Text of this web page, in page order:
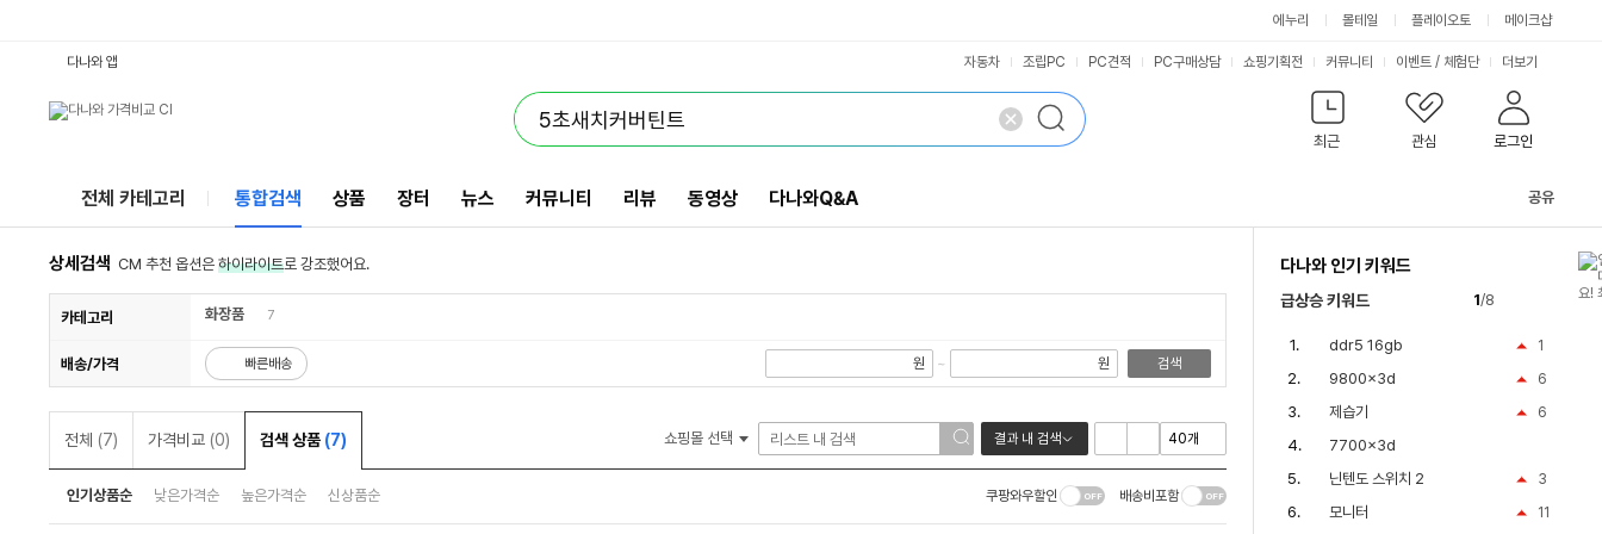
에누리 몰테일 플레이오토 메이크샵
최근 관심 로그인
다나와 앱 자동차 조립PC PC견적 PC구매상담 쇼핑기획전 커뮤니티 이벤트 / 체험단 더보기
전체 카테고리 통합검색 상품 장터 뉴스 커뮤니티 리뷰 동영상 다나와Q&A 공유
상세검색 CM 추천 옵션은 하이라이트로 강조했어요.
카테고리 화장품 7
배송/가격 빠른배송 원 ~ 원 검색
전체 (7) 가격비교 (0) 검색 상품 (7) 쇼핑몰 선택 결과 내 검색
인기상품순 낮은가격순 높은가격순 신상품순 쿠팡와우할인 배송비포함
다나와 인기 키워드
급상승 키워드 1/8
1
ddr5 16gb
6
9800x3d
6
제습기
7700x3d
3
닌텐도 스위치 2
11
모니터